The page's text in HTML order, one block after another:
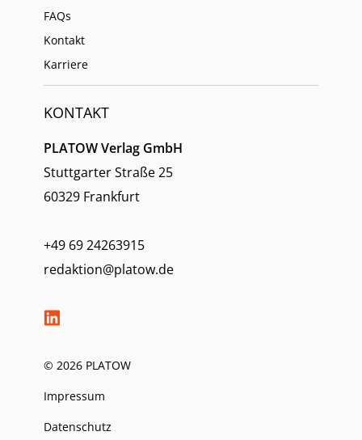
FAQs
Kontakt
Karriere
KONTAKT
PLATOW Verlag GmbH
Stuttgarter Straße 25
60329 Frankfurt
+49 69 24263915
redaktion@platow.de
© 2026 PLATOW
Impressum
Datenschutz